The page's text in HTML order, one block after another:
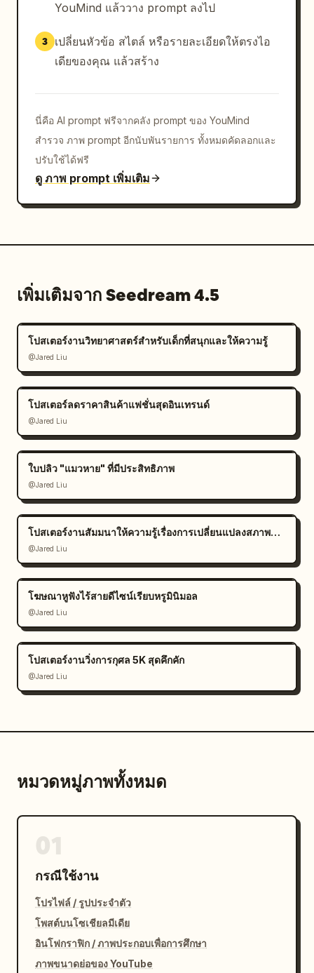
YouMind แล้ววาง prompt ลงไป
3
เปลี่ยนหัวข้อ สไตล์ หรือรายละเอียดให้ตรงไอ
เดียของคุณ แล้วสร้าง
นี่คือ AI prompt ฟรีจากคลัง prompt ของ YouMind
สำรวจ ภาพ prompt อีกนับพันรายการ ทั้งหมดคัดลอกและ
ปรับใช้ได้ฟรี
ดู ภาพ prompt เพิ่มเติม
เพิ่มเติมจาก Seedream 4.5
โปสเตอร์งานวิทยาศาสตร์สำหรับเด็กที่สนุกและให้ความรู้
@Jared Liu
โปสเตอร์ลดราคาสินค้าแฟชั่นสุดอินเทรนด์
@Jared Liu
ใบปลิว "แมวหาย" ที่มีประสิทธิภาพ
@Jared Liu
โปสเตอร์งานสัมมนาให้ความรู้เรื่องการเปลี่ยนแปลงสภาพภูมิอากาศ
@Jared Liu
โฆษณาหูฟังไร้สายดีไซน์เรียบหรูมินิมอล
@Jared Liu
โปสเตอร์งานวิ่งการกุศล 5K สุดคึกคัก
@Jared Liu
หมวดหมู่ภาพทั้งหมด
กรณีใช้งาน
โปรไฟล์ / รูปประจำตัว
โพสต์บนโซเชียลมีเดีย
อินโฟกราฟิก / ภาพประกอบเพื่อการศึกษา
ภาพขนาดย่อของ YouTube